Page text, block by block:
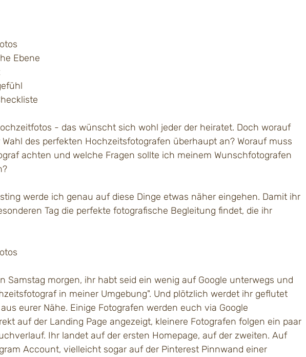
Ebene
- das wünscht sich wohl jeder der heiratet. Doch worauf
des perfekten Hochzeitsfotografen überhaupt an? Worauf muss
achten und welche Fragen sollte ich meinem Wunschfotografen
werde ich genau auf diese Dinge etwas näher eingehen. Damit ihr
Tag die perfekte fotografische Begleitung findet, die ihr
Samstag morgen, ihr habt seid ein wenig auf Google unterwegs und
in meiner Umgebung". Und plötzlich werdet ihr geflutet
eurer Nähe. Einige Fotografen werden euch via Google
auf der Landing Page angezeigt, kleinere Fotografen folgen ein paar
Ihr landet auf der ersten Homepage, auf der zweiten. Auf
Account, vielleicht sogar auf der Pinterest Pinnwand einer